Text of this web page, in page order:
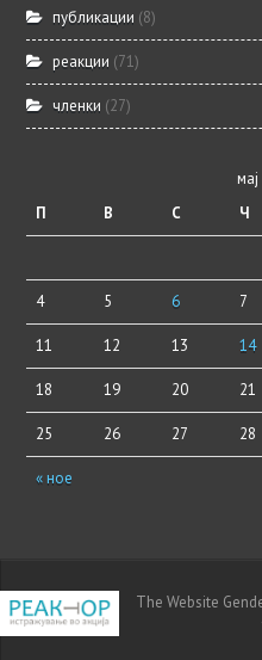
публикации (8)
реакции (71)
членки (27)
П
В С Ч
« ное
4 5 6 7
11 12 13 14
18 19 20 21
25 26 27 28
The Website